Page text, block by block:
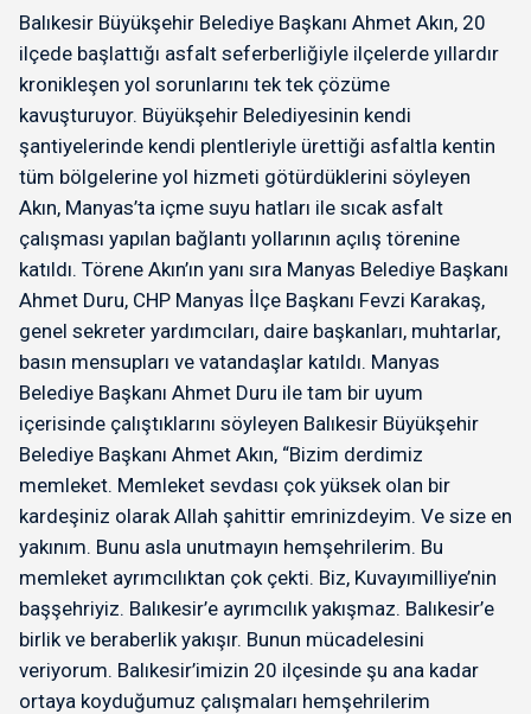
Balıkesir Büyükşehir Belediye Başkanı Ahmet Akın, 20
ilçede başlattığı asfalt seferberliğiyle ilçelerde yıllardır
kronikleşen yol sorunlarını tek tek çözüme
kavuşturuyor. Büyükşehir Belediyesinin kendi
şantiyelerinde kendi plentleriyle ürettiği asfaltla kentin
tüm bölgelerine yol hizmeti götürdüklerini söyleyen
Akın, Manyas’ta içme suyu hatları ile sıcak asfalt
çalışması yapılan bağlantı yollarının açılış törenine
katıldı. Törene Akın’ın yanı sıra Manyas Belediye Başkanı
Ahmet Duru, CHP Manyas İlçe Başkanı Fevzi Karakaş,
genel sekreter yardımcıları, daire başkanları, muhtarlar,
basın mensupları ve vatandaşlar katıldı. Manyas
Belediye Başkanı Ahmet Duru ile tam bir uyum
içerisinde çalıştıklarını söyleyen Balıkesir Büyükşehir
Belediye Başkanı Ahmet Akın, “Bizim derdimiz
memleket. Memleket sevdası çok yüksek olan bir
kardeşiniz olarak Allah şahittir emrinizdeyim. Ve size en
yakınım. Bunu asla unutmayın hemşehrilerim. Bu
memleket ayrımcılıktan çok çekti. Biz, Kuvayımilliye’nin
başşehriyiz. Balıkesir’e ayrımcılık yakışmaz. Balıkesir’e
birlik ve beraberlik yakışır. Bunun mücadelesini
veriyorum. Balıkesir’imizin 20 ilçesinde şu ana kadar
ortaya koyduğumuz çalışmaları hemşehrilerim